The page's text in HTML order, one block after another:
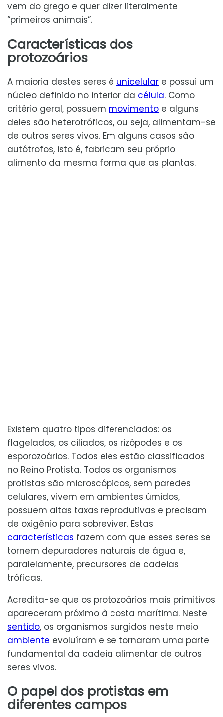
vem do grego e quer dizer literalmente
“primeiros animais”.
Características dos
protozoários
A maioria destes seres é unicelular e possui um
núcleo definido no interior da célula. Como
critério geral, possuem movimento e alguns
deles são heterotróficos, ou seja, alimentam-se
de outros seres vivos. Em alguns casos são
autótrofos, isto é, fabricam seu próprio
alimento da mesma forma que as plantas.
Existem quatro tipos diferenciados: os
flagelados, os ciliados, os rizópodes e os
esporozoários. Todos eles estão classificados
no Reino Protista. Todos os organismos
protistas são microscópicos, sem paredes
celulares, vivem em ambientes úmidos,
possuem altas taxas reprodutivas e precisam
de oxigênio para sobreviver. Estas
características fazem com que esses seres se
tornem depuradores naturais de água e,
paralelamente, precursores de cadeias
tróficas.
Acredita-se que os protozoários mais primitivos
apareceram próximo à costa marítima. Neste
sentido, os organismos surgidos neste meio
ambiente evoluíram e se tornaram uma parte
fundamental da cadeia alimentar de outros
seres vivos.
O papel dos protistas em
diferentes campos